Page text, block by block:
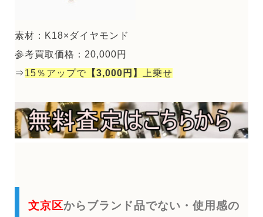
素材：K18×ダイヤモンド
参考買取価格：20,000円
⇒15％アップで 【3,000円】 上乗せ
文京区からブランド品でない・使用感の